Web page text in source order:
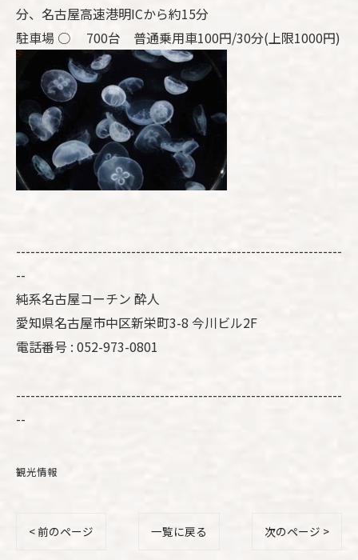
分、名古屋高速港明ICから約15分
駐車場 ○ 700台 普通乗用車100円/30分(上限1000円)
--------------------------------------------------------------------
--
純系名古屋コーチン 酔人
愛知県名古屋市中区新栄町3-8 今川ビル2F
電話番号 : 052-973-0801
--------------------------------------------------------------------
--
観光情報
< 前のページ 一覧に戻る 次のページ >